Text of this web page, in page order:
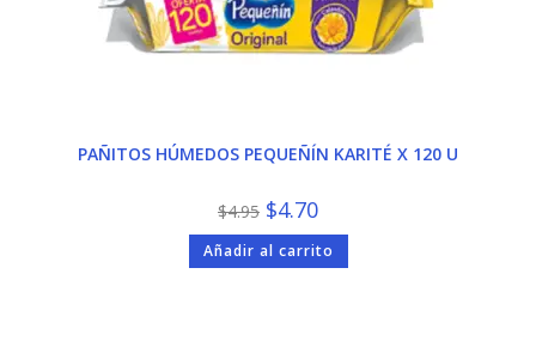
PAÑITOS HÚMEDOS PEQUEÑÍN KARITÉ X 120 U
$4.95 El
precio
original
era:
$4.95.
$4.70El
precio
actual
es:
$4.70.
Añadir al carrito